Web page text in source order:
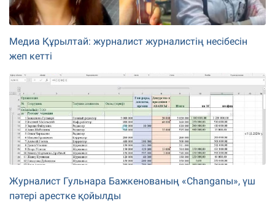
Медиа Құрылтай: журналист журналистің несібесін
жеп кетті
Журналист Гульнара Бажкенованың «Changanы», үш
пәтері арестке қойылды